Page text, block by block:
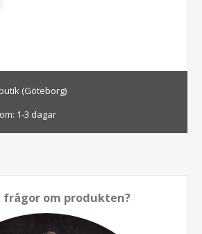
(Göteborg)
1-3 dagar
frågor om produkten?